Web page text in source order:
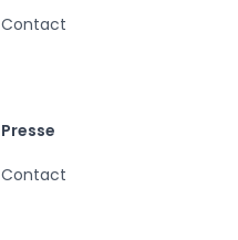
Contact
Presse
Contact